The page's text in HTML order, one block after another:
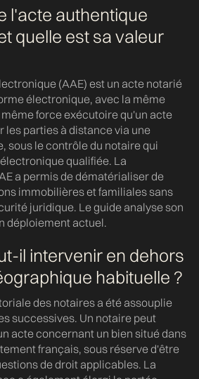
l'acte authentique
quelle est sa valeur
(AAE) est un acte notarié
électronique, avec la même
force exécutoire qu'un acte
les parties à distance via une
sous le contrôle du notaire qui
qualifiée. La
a permis de dématérialiser de
immobilières et familiales sans
juridique. Le guide analyse son
déploiement actuel.
il intervenir en dehors
habituelle ?
des notaires a été assouplie
successives. Un notaire peut
acte concernant un bien situé dans
français, sous réserve d'être
de droit applicables. La